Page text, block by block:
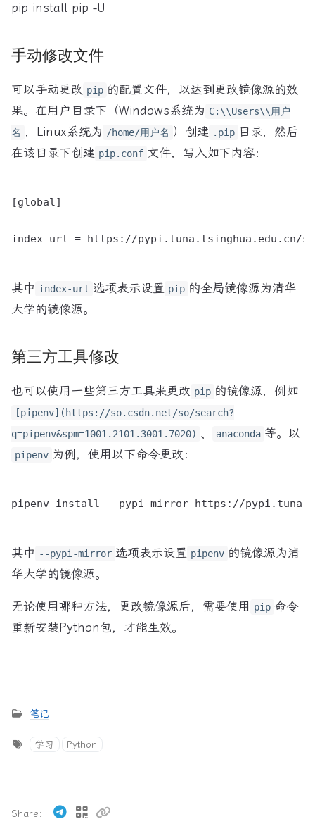
pip install pip -U
手动修改文件
可以手动更改 pip 的配置文件，以达到更改镜像源的效
果。在用户目录下（Windows系统为 C:\\Users\\用户
名 ，Linux系统为 /home/用户名 ）创建 .pip 目录，然后
在该目录下创建 pip.conf 文件，写入如下内容：
[global]
index-url = https://pypi.tuna.tsinghua.edu.cn/
其中 index-url 选项表示设置 pip 的全局镜像源为清华
大学的镜像源。
第三方工具修改
也可以使用一些第三方工具来更改 pip 的镜像源，例如
[pipenv](https://so.csdn.net/so/search?
q=pipenv&spm=1001.2101.3001.7020) 、 anaconda 等。以
pipenv 为例，使用以下命令更改：
pipenv install --pypi-mirror https://
其中 --pypi-mirror 选项表示设置 pipenv 的镜像源为清
华大学的镜像源。
无论使用哪种方法，更改镜像源后，需要使用 pip 命令
重新安装Python包，才能生效。
笔记
学习 Python
Share